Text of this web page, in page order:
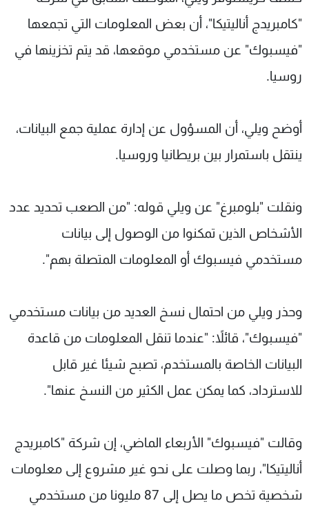
"كامبريدج أناليتيكا"، أن بعض المعلومات التي تجمعها
"فيسبوك" عن مستخدمي موقعها، قد يتم تخزينها في
روسيا.
أوضح ويلي، أن المسؤول عن إدارة عملية جمع البيانات،
ينتقل باستمرار بين بريطانيا وروسيا.
ونقلت "بلومبرغ" عن ويلي قوله: "من الصعب تحديد عدد
الأشخاص الذين تمكنوا من الوصول إلى بيانات
مستخدمي فيسبوك أو المعلومات المتصلة بهم".
وحذر ويلي من احتمال نسخ العديد من بيانات مستخدمي
"فيسبوك"، قائلاً: "عندما تنقل المعلومات من قاعدة
البيانات الخاصة بالمستخدم، تصبح شيئا غير قابل
للاسترداد، كما يمكن عمل الكثير من النسخ عنها".
وقالت "فيسبوك" الأربعاء الماضي، إن شركة "كامبريدج
أناليتيكا"، ربما وصلت على نحو غير مشروع إلى معلومات
شخصية تخص ما يصل إلى 87 مليونا من مستخدمي
شاهد البرامج
الترددات
عن MTV
سياسة الخصوصية